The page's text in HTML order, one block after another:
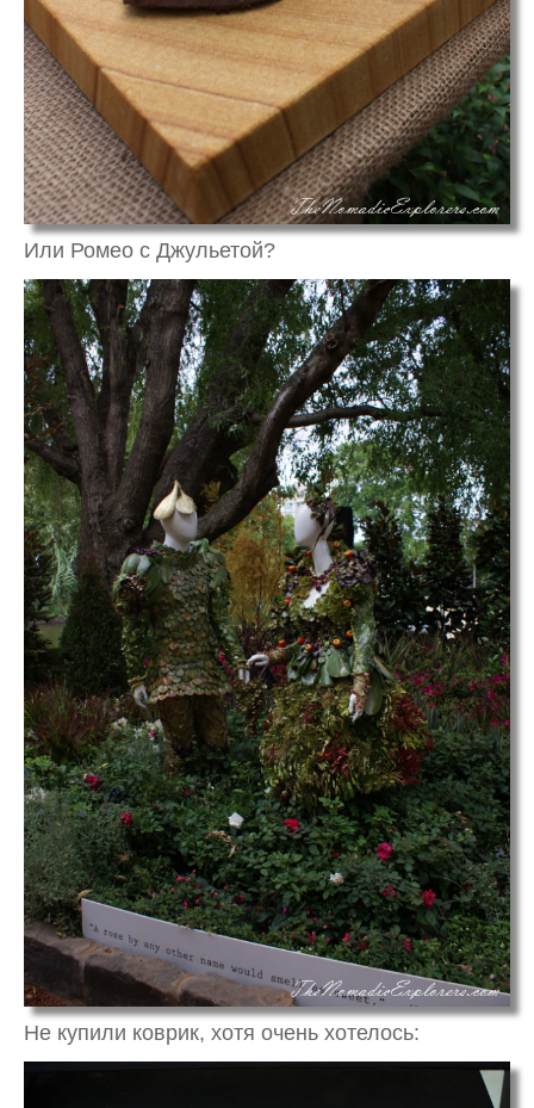
Или Ромео с Джульетой?
Не купили коврик, хотя очень хотелось: